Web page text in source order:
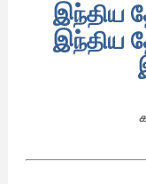
இந்திய
இந்திய